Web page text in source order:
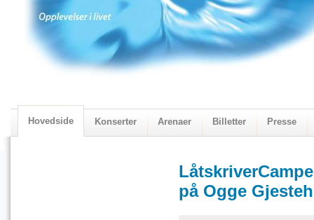
Hovedside Konserter Arenaer Billetter Presse
på Ogge